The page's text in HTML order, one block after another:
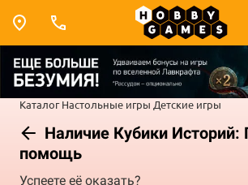
Каталог Настольные игры Детские игры
Наличие Кубики Историй:
помощь
Успеете её оказать?